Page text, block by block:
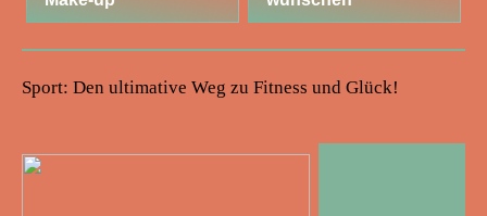
Sport: Den ultimative Weg zu Fitness und Glück!